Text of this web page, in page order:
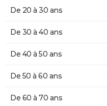
De 20 à 30 ans
De 30 à 40 ans
De 40 à 50 ans
De 50 à 60 ans
De 60 à 70 ans